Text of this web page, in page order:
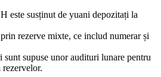
este susținut de yuani depozitați la
rezerve mixte, ce includ numerar și
sunt supuse unor audituri lunare pentru